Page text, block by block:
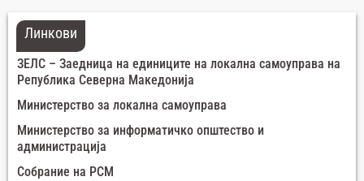
Линкови
ЗЕЛС – Заедница на единиците на локална самоуправа на
Република Северна Македонија
Министерство за локална самоуправа
Министерство за информатичко општество и
администрација
Собрание на РСМ